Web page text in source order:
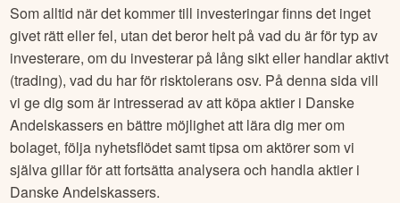
Ska man investera iDanske Andelskassersaktie?
Som alltid när det kommer till investeringar finns det inget
givet rätt eller fel, utan det beror helt på vad du är för typ av
investerare, om du investerar på lång sikt eller handlar aktivt
(trading), vad du har för risktolerans osv. På denna sida vill
vi ge dig som är intresserad av att köpa aktier iDanske
Andelskassersen bättre möjlighet att lära dig mer om